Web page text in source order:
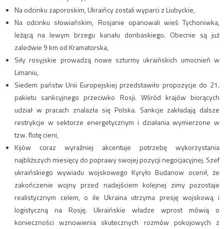
Na odcinku zaporoskim, Ukraińcy zostali wyparci z Liubyckie,
Na odcinku słowiańskim, Rosjanie opanowali wieś Tychoniwka,
leżącą na lewym brzegu kanału donbaskiego. Obecnie są już
zaledwie 9 km od Kramatorska,
Siły rosyjskie prowadzą nowe szturmy ukraińskich umocnień w
Limaniu,
Siedem państw Unii Europejskiej przedstawiło propozycje do 21.
pakietu sankcyjnego przeciwko Rosji. Wśród krajów biorących
udział w pracach znalazła się Polska. Sankcje zakładają dalsze
restrykcje w sektorze energetycznym i działania wymierzone w
tzw. flotę cieni,
Kijów coraz wyraźniej akcentuje potrzebę wykorzystania
najbliższych miesięcy do poprawy swojej pozycji negocjacyjnej. Szef
ukraińskiego wywiadu wojskowego Kyryło Budanow ocenił, że
zakończenie wojny przed nadejściem kolejnej zimy pozostaje
realistycznym celem, o ile Ukraina utrzyma presję wojskową i
logistyczną na Rosję. Ukraińskie władze wprost mówią o
konieczności wznowienia skutecznych rozmów pokojowych z